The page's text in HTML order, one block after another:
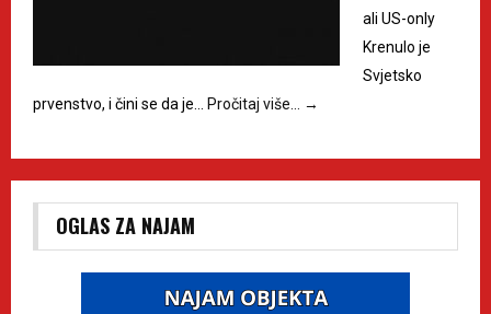
ali US-only
Krenulo je
Svjetsko
prvenstvo, i čini se da je…
Pročitaj više… →
OGLAS ZA NAJAM